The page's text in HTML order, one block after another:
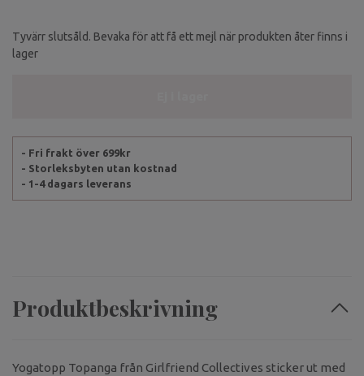
Tyvärr slutsåld. Bevaka för att få ett mejl när produkten åter finns i
lager
- Fri frakt över 699kr
- Storleksbyten utan kostnad
- 1-4 dagars leverans
Produktbeskrivning
Yogatopp Topanga från Girlfriend Collectives sticker ut med